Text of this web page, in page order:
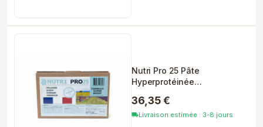
Nutri Pro 25 Pâte
Hyperprotéinée
36,35 €
local_shippingLivraison estimée : 3-8 jours